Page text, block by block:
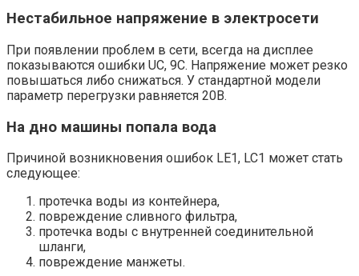
Нестабильное напряжение в электросети
При появлении проблем в сети, всегда на дисплее
показываются ошибки UC, 9C. Напряжение может резко
повышаться либо снижаться. У стандартной модели
параметр перегрузки равняется 20В.
На дно машины попала вода
Причиной возникновения ошибок LE1, LC1 может стать
следующее:
протечка воды из контейнера,
повреждение сливного фильтра,
протечка воды с внутренней соединительной
шланги,
повреждение манжеты.